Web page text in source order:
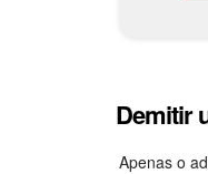
Demitir
Apenas o